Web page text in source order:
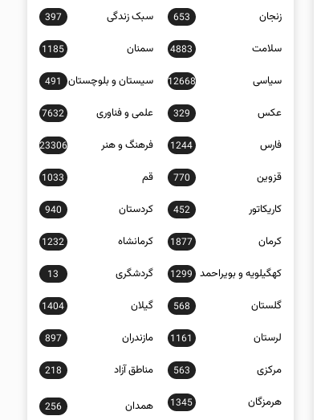
زنجان 653 سبک زندگی 397
سلامت 4883 سمنان 1185
سیاسی 12668 سیستان و بلوچستان 491
عکس 329 علمی و فناوری 7632
فارس 1244 فرهنگ و هنر 23306
قزوین 770 قم 1033
کاریکاتور 452 کردستان 940
کرمان 1877 کرمانشاه 1232
کهگیلویه و بویراحمد 1299 گردشگری 13
گلستان 568 گیلان 1404
لرستان 1161 مازندران 897
مرکزی 563 مناطق آزاد 218
هرمزگان 1345 همدان 256